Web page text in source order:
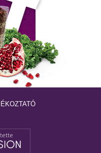
fontosságáról keveset
mit tehetsz érte!